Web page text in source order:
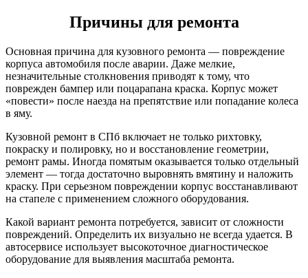
Причины для ремонта
Основная причина для кузовного ремонта — повреждение
корпуса автомобиля после аварии. Даже мелкие,
незначительные столкновения приводят к тому, что
поврежден бампер или поцарапана краска. Корпус может
«повести» после наезда на препятствие или попадание колеса
в яму.
Кузовной ремонт в СПб включает не только рихтовку,
покраску и полировку, но и восстановление геометрии,
ремонт рамы. Иногда помятым оказывается только отдельный
элемент — тогда достаточно выровнять вмятину и наложить
краску. При серьезном повреждении корпус восстанавливают
на стапеле с применением сложного оборудования.
Какой вариант ремонта потребуется, зависит от сложности
повреждений. Определить их визуально не всегда удается. В
автосервисе использует высокоточное диагностическое
оборудование для выявления масштаба ремонта.